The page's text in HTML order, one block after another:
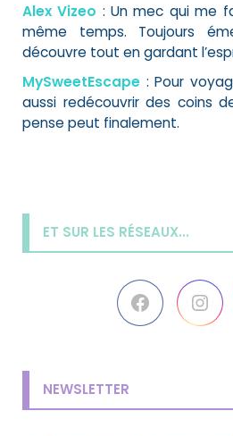
Alex Vizeo : Un mec qui me
même temps. Toujours
découvre tout en gardant
MySweetEscape : Pour
aussi redécouvrir des coins
pense peut finalement.
ET SUR LES RÉSEAUX...
NEWSLETTER